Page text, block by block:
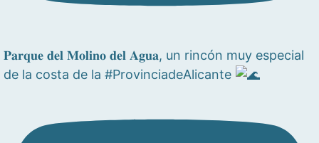
𝐏𝐚𝐫𝐪𝐮𝐞 𝐝𝐞𝐥 𝐌𝐨𝐥𝐢𝐧𝐨 𝐝𝐞𝐥 𝐀𝐠𝐮𝐚, un rincón muy especial
de la costa de la #ProvinciadeAlicante